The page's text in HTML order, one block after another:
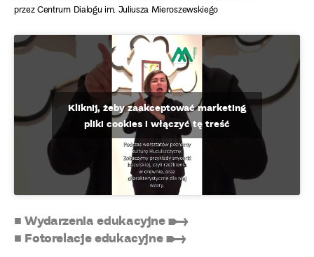
przez Centrum Dialogu im. Juliusza Mieroszewskiego
Kliknij, żeby zaakceptować marketing
pliki cookies i włączyć tę treść
■ Wydarzenia edukacyjne ➸
■ Fotorelacje edukacyjne ➸